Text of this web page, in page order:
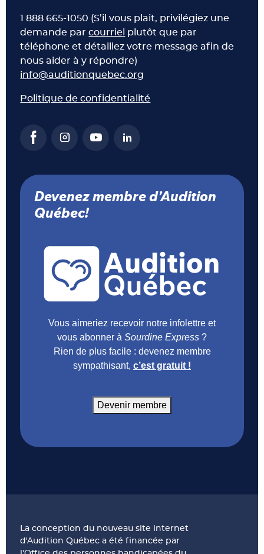
1 888 665-1050 (S’il vous plait, privilégiez une
demande parcourriel plutôt que par
téléphone et détaillez votre message afin de
nous aider à y répondre)
info@auditionquebec.org
Politique de confidentialité
Devenez membre d’Audition
Québec!
Vous aimeriez recevoir notre infolettre et
vous abonner à Sourdine Express ?
Rien de plus facile : devenez membre
sympathisant, c’est gratuit !
Devenir membre
La conception du nouveau site internet
d'Audition Québec a été financée par